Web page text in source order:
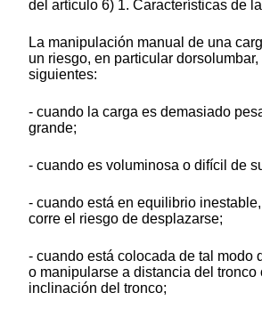
del artículo 6) 1. Características de
La manipulación manual de una
un riesgo, en particular
siguientes:
- cuando la carga es demasiado
grande;
- cuando es voluminosa o difícil de
- cuando está en equilibrio
corre el riesgo de desplazarse;
- cuando está colocada de tal modo
o manipularse a distancia del tronco
inclinación del tronco;